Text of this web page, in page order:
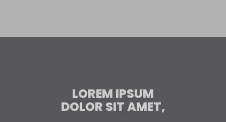
LOREM IPSUM
DOLOR SIT AMET,